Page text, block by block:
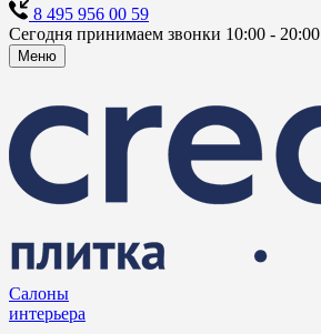
8 495 956 00 59
Сегодня принимаем звонки 10:00 - 20:00
Меню
Салоны
интерьера